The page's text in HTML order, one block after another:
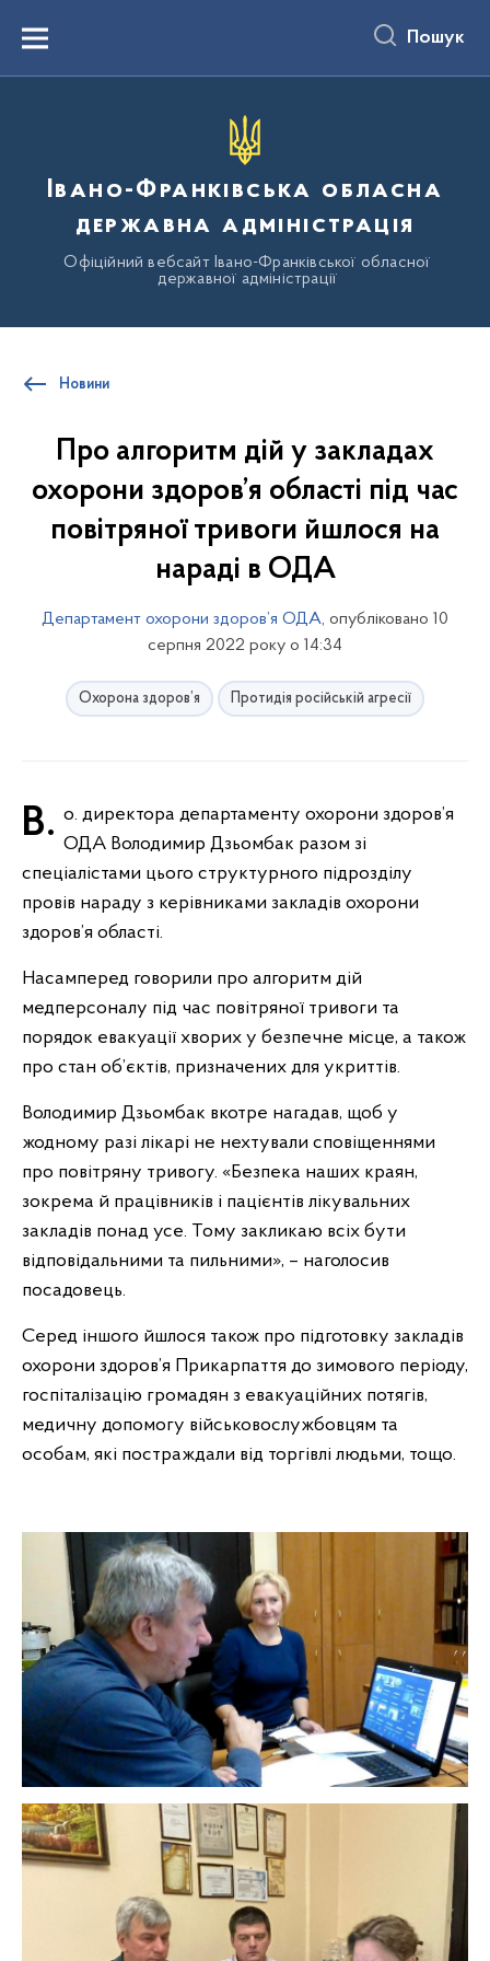
вмістуMenu Пошук
Івано-Франківська обласна
державна адміністрація
Офіційний вебсайт Івано-Франківської обласної
державної адміністрації
Новини
Про алгоритм дій у закладах
охорони здоров’я області під час
повітряної тривоги йшлося на
нараді в ОДА
Департамент охорони здоров’я ОДА, опубліковано 10
серпня 2022 року о 14:34
Охорона здоров’я Протидія російській агресії
В. о. директора департаменту охорони здоров’я ОДА Володимир Дзьомбак разом зі
спеціалістами цього структурного підрозділу
провів нараду з керівниками закладів охорони
здоров’я області.
Насамперед говорили про алгоритм дій
медперсоналу під час повітряної тривоги та
порядок евакуації хворих у безпечне місце, а також
про стан об’єктів, призначених для укриттів.
Володимир Дзьомбак вкотре нагадав, щоб у
жодному разі лікарі не нехтували сповіщеннями
про повітряну тривогу. «Безпека наших краян,
зокрема й працівників і пацієнтів лікувальних
закладів понад усе. Тому закликаю всіх бути
відповідальними та пильними», – наголосив
посадовець.
Серед іншого йшлося також про підготовку закладів
охорони здоров’я Прикарпаття до зимового періоду,
госпіталізацію громадян з евакуаційних потягів,
медичну допомогу військовослужбовцям та
особам, які постраждали від торгівлі людьми, тощо.